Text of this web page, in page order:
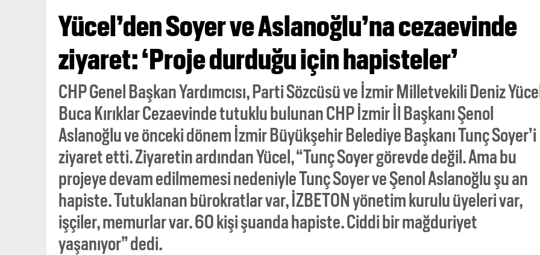
Yücel’den Soyer ve Aslanoğlu’na cezaevinde
ziyaret: ‘Proje durduğu için hapisteler’
CHP Genel Başkan Yardımcısı, Parti Sözcüsü ve İzmir Milletvekili Deniz
Buca Kırıklar Cezaevinde tutuklu bulunan CHP İzmir İl Başkanı Şenol
Aslanoğlu ve önceki dönem İzmir Büyükşehir Belediye Başkanı Tunç Soyer’i
ziyaret etti. Ziyaretin ardından Yücel, “Tunç Soyer görevde değil. Ama bu
projeye devam edilmemesi nedeniyle Tunç Soyer ve Şenol Aslanoğlu şu an
hapiste. Tutuklanan bürokratlar var, İZBETON yönetim kurulu üyeleri var,
işçiler, memurlar var. 60 kişi şuanda hapiste. Ciddi bir mağduriyet
yaşanıyor” dedi.